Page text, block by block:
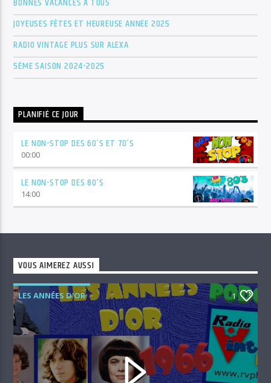
JOYEUSES FÊTES ET HEUREUSE ANNÉE 2025
RADIO VINTAGE PLUS SUR ALEXA
5ÈME SAISON 2024-2025
PLANIFIÉ CE JOUR
LE NON-STOP DES 60’S ET 70’S
00:00
LE NON-STOP DES 80’S
14:00
VOUS AIMEREZ AUSSI
LES ANNÉES D'OR 1